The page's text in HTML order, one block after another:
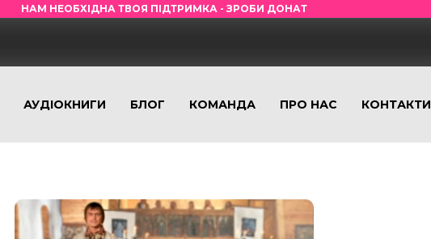
НАМ НЕОБХІДНА ТВОЯ ПІДТРИМКА - ЗРОБИ ДОНАТ
АУДІОКНИГИ БЛОГ КОМАНДА ПРО НАС КОНТАКТИ